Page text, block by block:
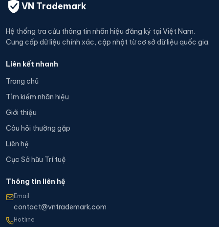
VN Trademark
Hệ thống tra cứu thông tin nhãn hiệu đăng ký tại Việt Nam.
Cung cấp dữ liệu chính xác, cập nhật từ cơ sở dữ liệu quốc gia.
Liên kết nhanh
Trang chủ
Tìm kiếm nhãn hiệu
Giới thiệu
Câu hỏi thường gặp
Liên hệ
Cục Sở hữu Trí tuệ
Thông tin liên hệ
Email
contact@vntrademark.com
Hotline